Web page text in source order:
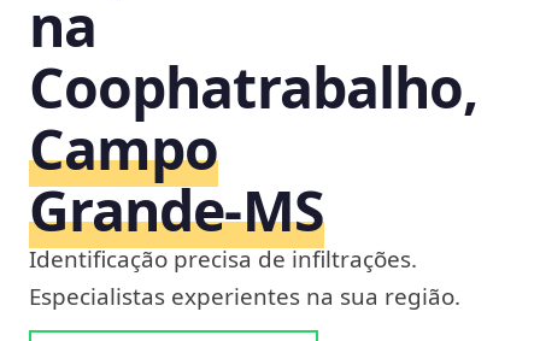
na
Coophatrabalho,
Campo
Grande‑MS
Identificação precisa de infiltrações.
Especialistas experientes na sua região.